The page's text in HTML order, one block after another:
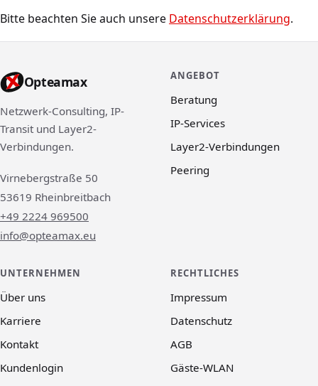
Bitte beachten Sie auch unsere Datenschutzerklärung.
Opteamax
Netzwerk-Consulting, IP-
Transit und Layer2-
Verbindungen.
Virnebergstraße 50
53619 Rheinbreitbach
+49 2224 969500
info@opteamax.eu
ANGEBOT
Beratung
IP-Services
Layer2-Verbindungen
Peering
UNTERNEHMEN
Über uns
Karriere
Kontakt
Kundenlogin
RECHTLICHES
Impressum
Datenschutz
AGB
Gäste-WLAN